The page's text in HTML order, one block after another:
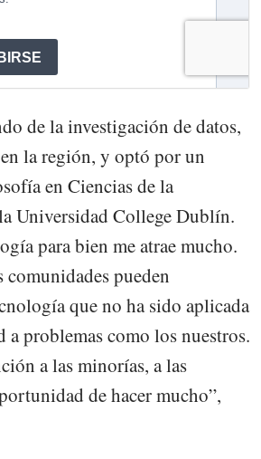
de la investigación de datos,
la región, y optó por un
en Ciencias de la
Universidad College Dublín.
para bien me atrae mucho.
pueden
que no ha sido aplicada
a problemas como los nuestros.
a las minorías, a las
de hacer mucho”,